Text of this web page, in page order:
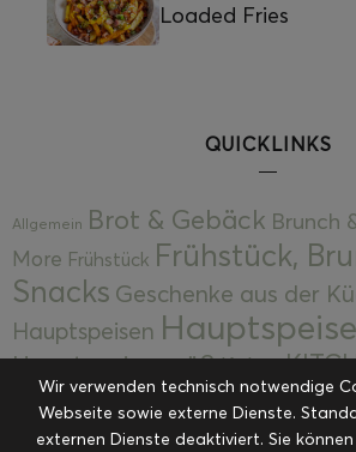
Loaded Fries
QUICKLINKS
Allgemein Brot & Gebäck Brunch
More Frühstück Frühstück,
Snacks Geschenke aus der
Hauptspeisen
Hauptspeisen süßKekse
Kuchen, Torten &
Desserts Kulinarik Kulinarische
Wir verwenden technisch notwendige
Webseite sowie externe Dienste.
externen Dienste deaktiviert. Sie